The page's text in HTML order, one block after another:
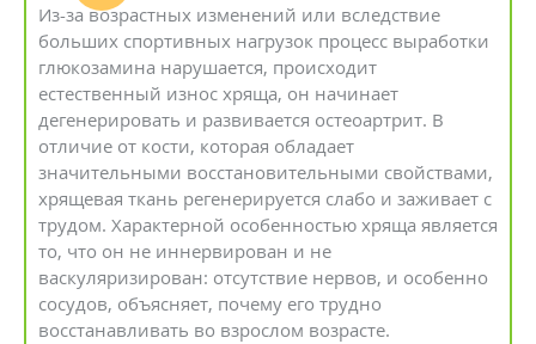
Из-за возрастных изменений или вследствие
больших спортивных нагрузок процесс выработки
глюкозамина нарушается, происходит
естественный износ хряща, он начинает
дегенерировать и развивается остеоартрит. В
отличие от кости, которая обладает
значительными восстановительными свойствами,
хрящевая ткань регенерируется слабо и заживает с
трудом. Характерной особенностью хряща является
то, что он не иннервирован и не
васкуляризирован: отсутствие нервов, и особенно
сосудов, объясняет, почему его трудно
восстанавливать во взрослом возрасте.